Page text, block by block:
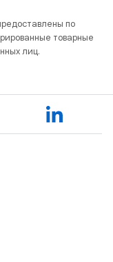
по
товарные
лиц.